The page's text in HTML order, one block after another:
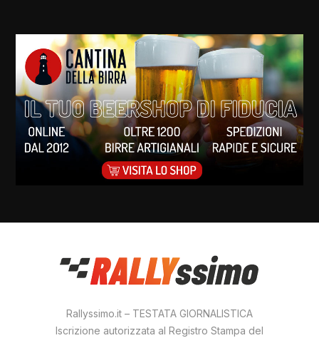
Rallyssimo.it – TESTATA GIORNALISTICA
Iscrizione autorizzata al Registro Stampa del